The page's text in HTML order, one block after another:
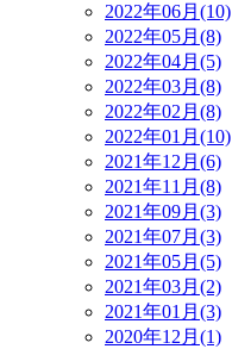
2022年06月(10)
2022年05月(8)
2022年04月(5)
2022年03月(8)
2022年02月(8)
2022年01月(10)
2021年12月(6)
2021年11月(8)
2021年09月(3)
2021年07月(3)
2021年05月(5)
2021年03月(2)
2021年01月(3)
2020年12月(1)